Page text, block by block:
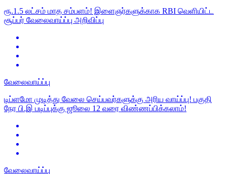
ரூ.1.5 லட்சம் மாத சம்பளம்! இளைஞர்களுக்காக RBI வெளியிட்ட
சூப்பர் வேலைவாய்ப்பு அறிவிப்பு
வேலைவாய்ப்பு
டிப்ளமோ முடித்து வேலை செய்பவர்களுக்கு அரிய வாய்ப்பு! பகுதி
நேர பி.இ படிப்புக்கு ஜூலை 12 வரை விண்ணப்பிக்கலாம்!
வேலைவாய்ப்பு